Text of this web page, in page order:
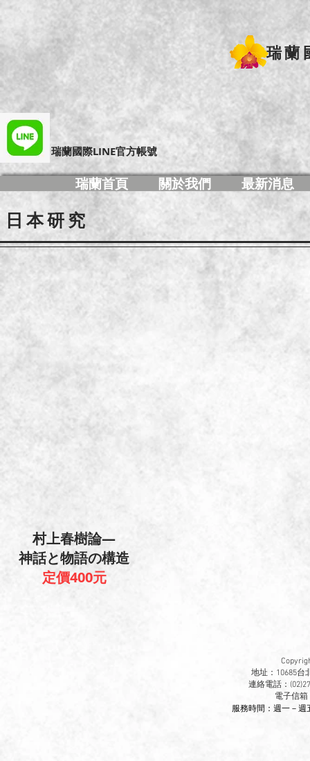
瑞蘭
​瑞蘭國際LINE官方帳號
瑞蘭首頁 關於我們 最新消息
日本研究
村上春樹論―
神話と物語の構造
定價400元
地址：10685台
連絡電話：
電子信箱
服務時間：週一－